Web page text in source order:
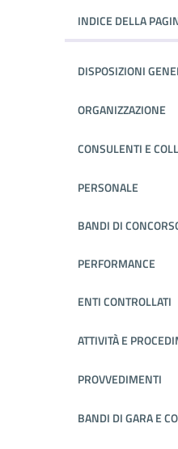
INDICE DELLA
DISPOSIZIONI
ORGANIZZAZIONE
CONSULENTI E
PERSONALE
BANDI DI
PERFORMANCE
ENTI CONTROLLATI
ATTIVITÀ E
PROVVEDIMENTI
BANDI DI GARA E